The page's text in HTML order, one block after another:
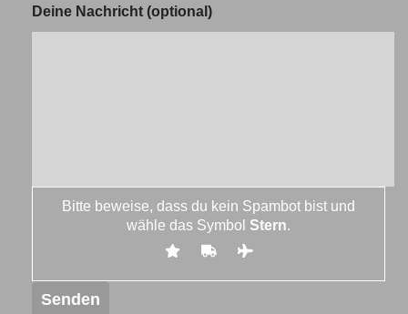
Deine Nachricht (optional)
Bitte beweise, dass du kein Spambot bist und
wähle das Symbol Stern.